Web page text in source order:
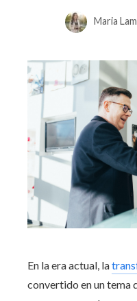
Maria
En la era actual, la
convertido en un tema